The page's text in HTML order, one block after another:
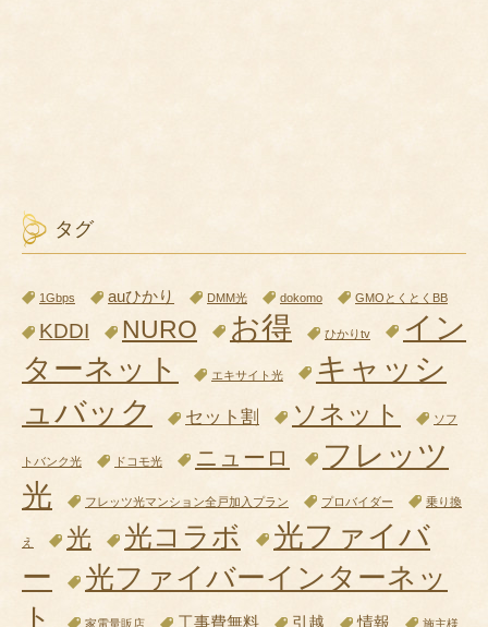
タグ
1Gbps auひかり DMM光 dokomo GMOとくとくBB
KDDI NURO お得 ひかりtv
イン
ターネット
エキサイト光
キャッシ
ュバック
セット割 ソネット ソフ
トバンク光 ドコモ光 ニューロ
フレッツ
光
フレッツ光マンション全戸加入プラン プロバイダー 乗り換
え 光 光コラボ
光ファイバ
ー
光ファイバーインターネッ
ト
家電量販店 工事費無料 引越 情報
施主様